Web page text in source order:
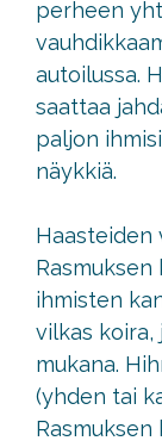
perheen
autoilussa.
saattaa
paljon
näykkiä.
Haasteiden
Rasmuksen
ihmisten
vilkas koira,
mukana.
(yhden tai